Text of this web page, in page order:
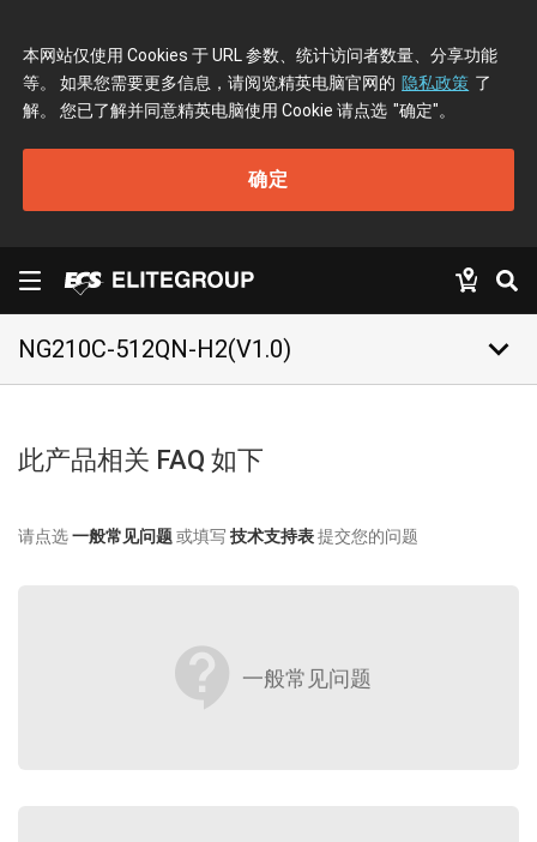
本网站仅使用 Cookies 于 URL 参数、统计访问者数量、分享功能
等。 如果您需要更多信息，请阅览精英电脑官网的 隐私政策 了
解。 您已了解并同意精英电脑使用 Cookie 请点选 "确定"。
确定
NG210C-512QN-H2(V1.0) keyboard_arrow_down
此产品相关 FAQ 如下
请点选一般常见问题或填写 技术支持表提交您的问题
contact_support 一般常见问题